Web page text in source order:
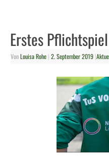
Erstes
VonLouisa Rohe | 2. September 2019 |